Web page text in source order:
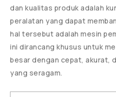
dan kualitas produk adalah
peralatan yang dapat
hal tersebut adalah mesin
ini dirancang khusus untuk
besar dengan cepat, akurat,
yang seragam.